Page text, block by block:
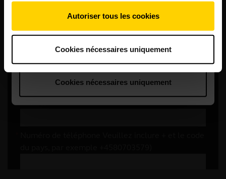
Autoriser tous les cookies
Cookies nécessaires uniquement